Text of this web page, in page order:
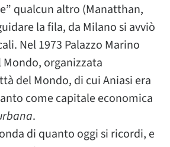
qualcun altro (Manatthan,
la fila, da Milano si avviò
Nel 1973 Palazzo Marino
Mondo, organizzata
del Mondo, di cui Aniasi era
come capitale economica
.
di quanto oggi si ricordi, e